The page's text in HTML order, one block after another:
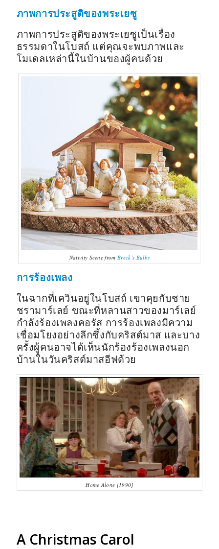
ภาพการประสูติของพระเยซู
ภาพการประสูติของพระเยซูเป็นเรื่อง
ธรรมดาในโบสถ์ แต่คุณจะพบภาพและ
โมเดลเหล่านี้ในบ้านของผู้คนด้วย
Nativity Scene fromBreck’s Bulbs
การร้องเพลง
ในฉากที่เควินอยู่ในโบสถ์ เขาคุยกับชาย
ชรามาร์เลย์ ขณะที่หลานสาวของมาร์เลย์
กำลังร้องเพลงคอรัส การร้องเพลงมีความ
เชื่อมโยงอย่างลึกซึ้งกับคริสต์มาส และบาง
ครั้งผู้คนอาจได้เห็นนักร้องร้องเพลงนอก
บ้านในวันคริสต์มาสอีฟด้วย
Home Alone [1990]
A Christmas Carol